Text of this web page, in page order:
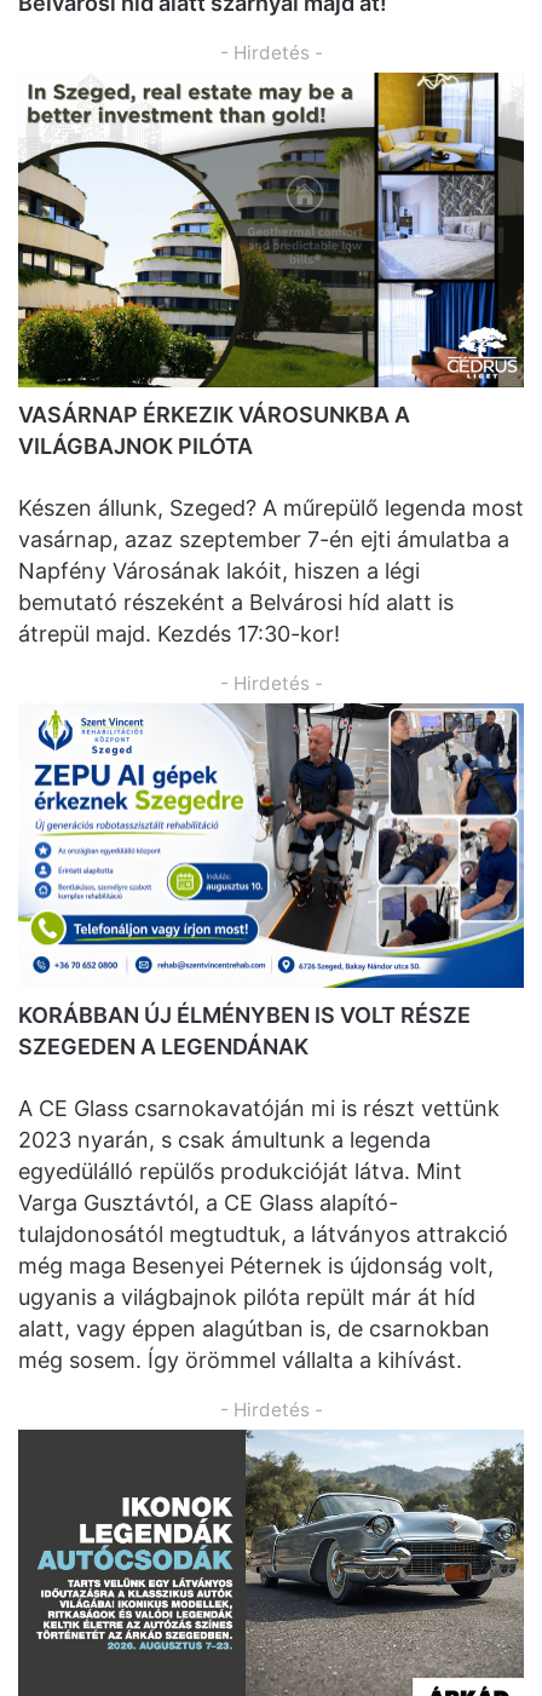
- Hirdetés -
VASÁRNAP ÉRKEZIK VÁROSUNKBA A
VILÁGBAJNOK PILÓTA
Készen állunk, Szeged? A műrepülő legenda most
vasárnap, azaz szeptember 7-én ejti ámulatba a
Napfény Városának lakóit, hiszen a légi
bemutató részeként a Belvárosi híd alatt is
átrepül majd. Kezdés 17:30-kor!
- Hirdetés -
KORÁBBAN ÚJ ÉLMÉNYBEN IS VOLT RÉSZE
SZEGEDEN A LEGENDÁNAK
A CE Glass csarnokavatóján mi is részt vettünk
2023 nyarán, s csak ámultunk a legenda
egyedülálló repülős produkcióját látva. Mint
Varga Gusztávtól, a CE Glass alapító-
tulajdonosától megtudtuk, a látványos attrakció
még maga Besenyei Péternek is újdonság volt,
ugyanis a világbajnok pilóta repült már át híd
alatt, vagy éppen alagútban is, de csarnokban
még sosem. Így örömmel vállalta a kihívást.
- Hirdetés -